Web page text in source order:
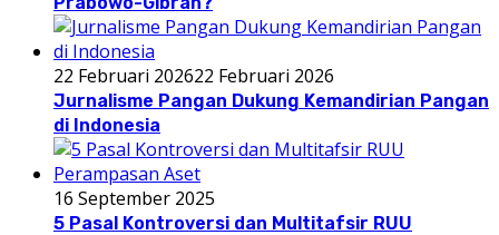
22 Februari 202622 Februari 2026
Jurnalisme Pangan Dukung Kemandirian Pangan
di Indonesia
16 September 2025
5 Pasal Kontroversi dan Multitafsir RUU